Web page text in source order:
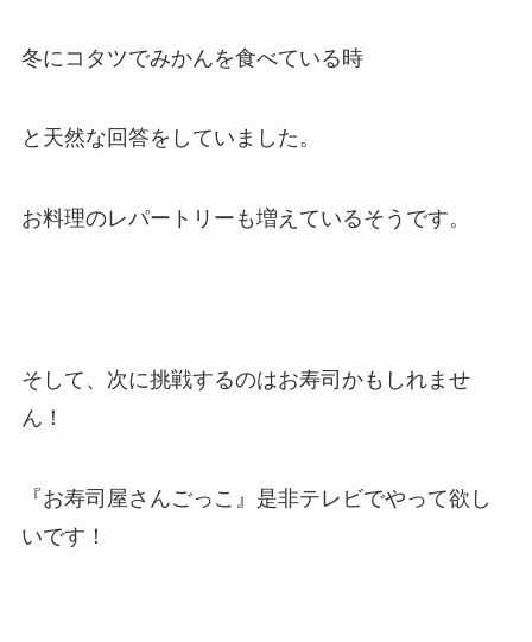
冬にコタツでみかんを食べている時
と天然な回答をしていました。
お料理のレパートリーも増えているそうです。
そして、次に挑戦するのはお寿司かもしれませ
ん！
『お寿司屋さんごっこ』是非テレビでやって欲し
いです！